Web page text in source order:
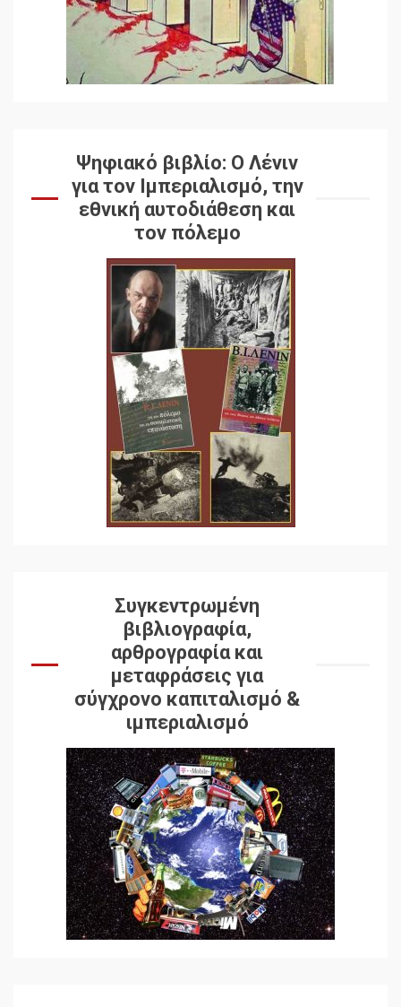
Ψηφιακό βιβλίο: Ο Λένιν
για τον Ιμπεριαλισμό, την
εθνική αυτοδιάθεση και
τον πόλεμο
Συγκεντρωμένη
βιβλιογραφία,
αρθρογραφία και
μεταφράσεις για
σύγχρονο καπιταλισμό &
ιμπεριαλισμό